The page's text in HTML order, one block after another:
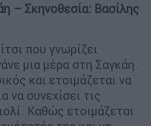
– Σκηνοθεσία: Βασίλης
που γνωρίζει
μια μέρα στη Σαγκάη.
και ετοιμάζεται να
να συνεχίσει τις
Καθώς ετοιμάζεται